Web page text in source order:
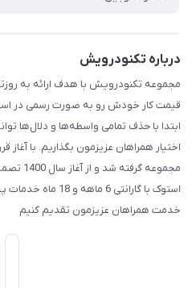
درباره تکنودرویش
مجموعه تکنودرویش با هدف ارائه به
ابتدا با حذف تمامی واسطه‌ها و دلال‌ها
اختیار همراهان عزیزمون بگذاریم. با
مجموعه
استوک با گارانتی
خدمت همراهان عزیزمون تقدیم کنیم